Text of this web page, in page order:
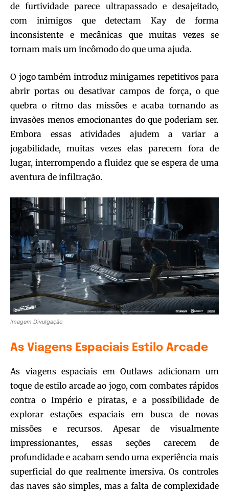
de furtividade parece ultrapassado e desajeitado,
com inimigos que detectam Kay de forma
inconsistente e mecânicas que muitas vezes se
tornam mais um incômodo do que uma ajuda.
O jogo também introduz minigames repetitivos para
abrir portas ou desativar campos de força, o que
quebra o ritmo das missões e acaba tornando as
invasões menos emocionantes do que poderiam ser.
Embora essas atividades ajudem a variar a
jogabilidade, muitas vezes elas parecem fora de
lugar, interrompendo a fluidez que se espera de uma
aventura de infiltração.
Imagem Divulgação
As Viagens Espaciais Estilo Arcade
As viagens espaciais em Outlaws adicionam um
toque de estilo arcade ao jogo, com combates rápidos
contra o Império e piratas, e a possibilidade de
explorar estações espaciais em busca de novas
missões e recursos. Apesar de visualmente
impressionantes, essas seções carecem de
profundidade e acabam sendo uma experiência mais
superficial do que realmente imersiva. Os controles
das naves são simples, mas a falta de complexidade